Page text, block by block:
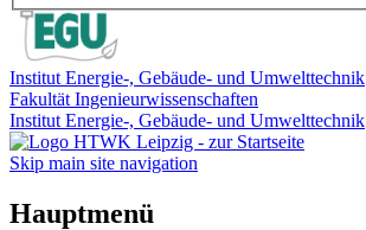
Institut Energie-, Gebäude- und Umwelttechnik
Fakultät Ingenieurwissenschaften
Institut Energie-, Gebäude- und Umwelttechnik
Skip main site navigation
Hauptmenü